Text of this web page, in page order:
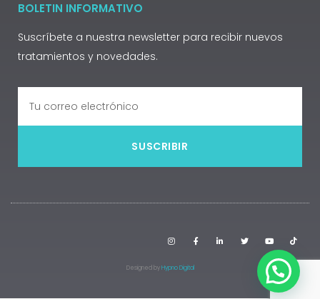
BOLETIN INFORMATIVO
Suscríbete a nuestra newsletter para recibir nuevos
tratamientos y novedades.
SUSCRIBIR
Designed byHypno Digital